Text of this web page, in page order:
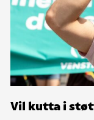
Vil kutta i